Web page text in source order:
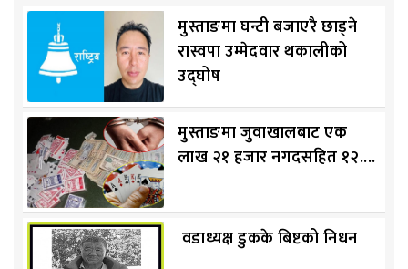
मुस्ताङमा घन्टी बजाएरै छाड्ने
रास्वपा उम्मेदवार थकालीको
उद्घोष
मुस्ताङमा जुवाखालबाट एक
लाख २१ हजार नगदसहित १२....
वडाध्यक्ष डुकके बिष्टको निधन